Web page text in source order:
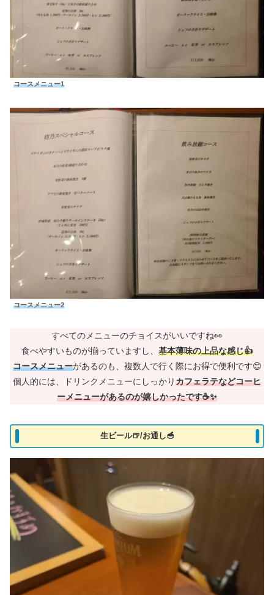
コースメニュー1
コースメニュー2
すべてのメニューのチョイスがいいですね👀
食べやすいものが揃っていますし、 基本薄味の上品な感じ👍
コースメニューがあるのも、複数人で行く際にお得で便利です😊
個人的には、ドリンクメニューにしっかりカフェラテなどコーヒ
ーメニューがあるのが嬉しかったです☕✨
生ビール🍺/お通し🥣